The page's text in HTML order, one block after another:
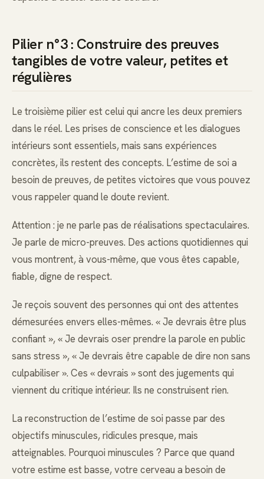
Pilier n°3 : Construire des preuves
tangibles de votre valeur, petites et
régulières
Le troisième pilier est celui qui ancre les deux premiers
dans le réel. Les prises de conscience et les dialogues
intérieurs sont essentiels, mais sans expériences
concrètes, ils restent des concepts. L’estime de soi a
besoin de preuves, de petites victoires que vous pouvez
vous rappeler quand le doute revient.
Attention : je ne parle pas de réalisations spectaculaires.
Je parle de micro-preuves. Des actions quotidiennes qui
vous montrent, à vous-même, que vous êtes capable,
fiable, digne de respect.
Je reçois souvent des personnes qui ont des attentes
démesurées envers elles-mêmes. « Je devrais être plus
confiant », « Je devrais oser prendre la parole en public
sans stress », « Je devrais être capable de dire non sans
culpabiliser ». Ces « devrais » sont des jugements qui
viennent du critique intérieur. Ils ne construisent rien.
La reconstruction de l’estime de soi passe par des
objectifs minuscules, ridicules presque, mais
atteignables. Pourquoi minuscules ? Parce que quand
votre estime est basse, votre cerveau a besoin de